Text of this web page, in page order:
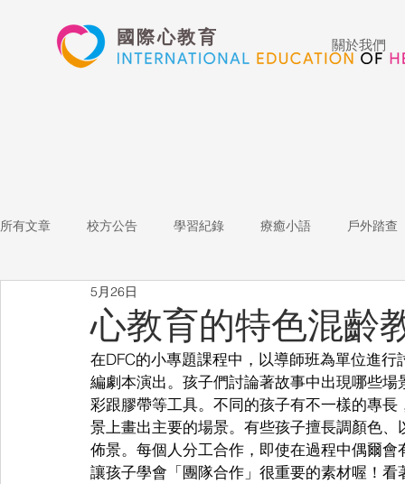
國際心教育 關於我們
所有文章 校方公告 學習紀錄 療癒小語 戶外踏查
表演藝術
心文藝競賽 國際教育 Star of the Week 教師增能
心教育的特色混齡
5月26日
在DFC的小專題課程中，以導師班為單位進
編劇本演出。孩子們討論著故事中出現哪些
彩跟膠帶等工具。不同的孩子有不一樣的專
景上畫出主要的場景。有些孩子擅長調顏色
佈景。每個人分工合作，即使在過程中偶爾
讓孩子學會「團隊合作」很重要的素材喔！